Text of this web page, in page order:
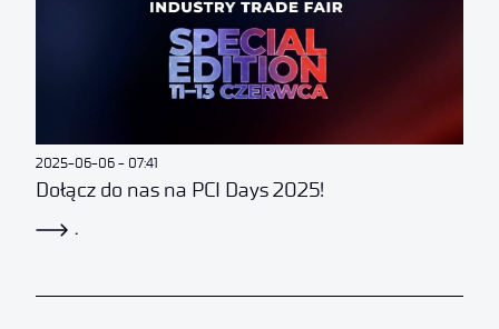
Dołącz do nas na PCI Days 2025!
2025-06-06 07:41
.